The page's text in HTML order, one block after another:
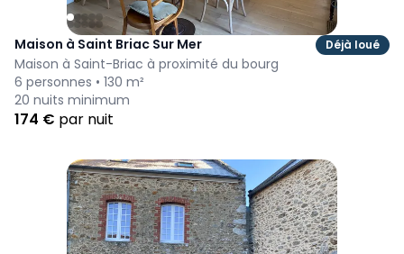
Maison à Saint Briac Sur Mer Déjà loué
Maison à Saint-Briac à proximité du bourg
6 personnes • 130 m²
20 nuits minimum
174 € par nuit